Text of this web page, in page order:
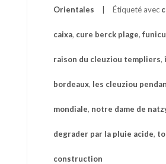
Orientales Étiqueté avec
caixa, cure berck plage,
raison du cleuziou templiers,
bordeaux, les cleuziou
mondiale, notre dame de
degrader par la pluie acide,
construction